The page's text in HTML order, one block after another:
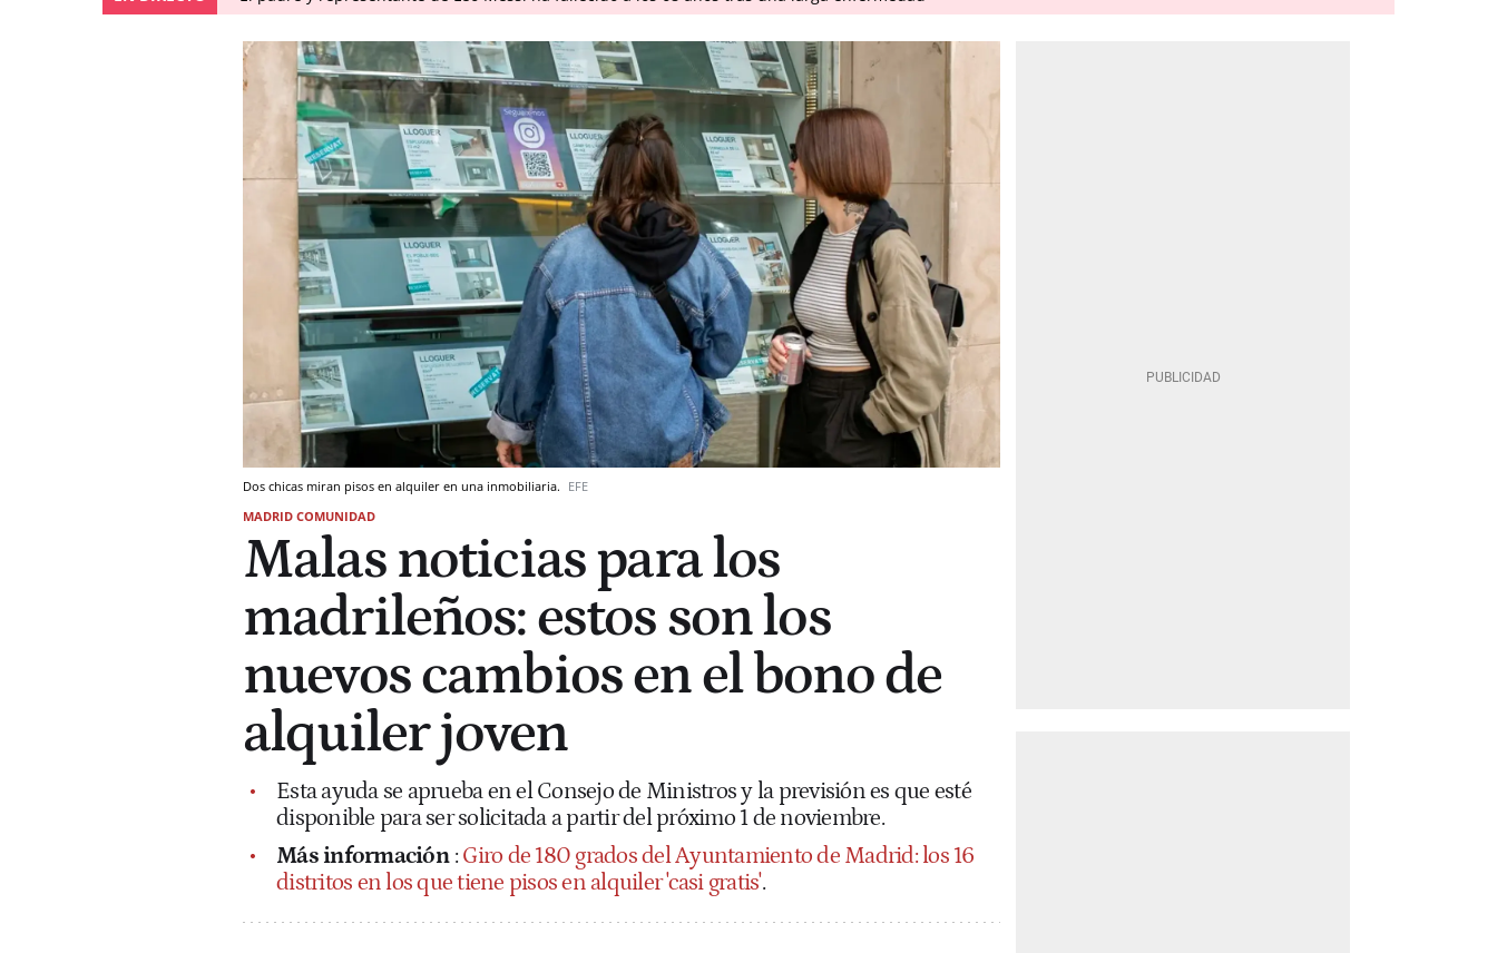
Dos chicas miran pisos en alquiler en una inmobiliaria. EFE
MADRID COMUNIDAD
Malas noticias para los
madrileños: estos son los
nuevos cambios en el bono de
alquiler joven
Esta ayuda se aprueba en el Consejo de Ministros y la previsión es que esté
disponible para ser solicitada a partir del próximo 1 de noviembre.
Más información :Giro de 180 grados del Ayuntamiento de Madrid: los 16
distritos en los que tiene pisos en alquiler 'casi gratis'.